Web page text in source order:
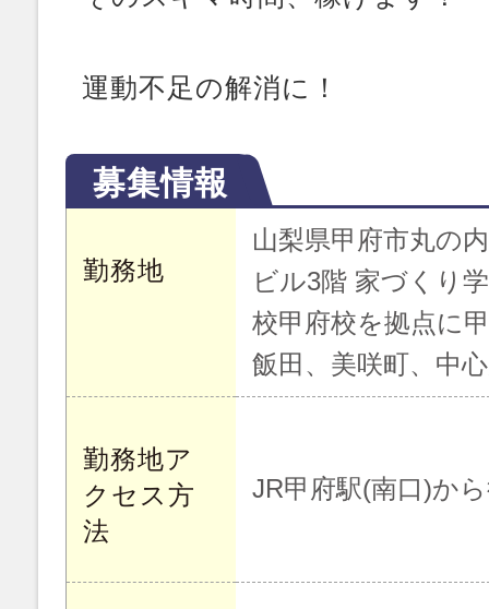
運動不足の解消に！
募集情報
勤務地
山梨県甲府市丸の
ビル3階 家づくり
校甲府校を拠点に
飯田、美咲町、中
勤務地ア
クセス方
法
JR甲府駅(南口)か